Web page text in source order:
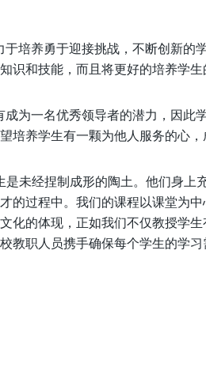
培养勇于迎接挑战，不断创新的
识和技能，而且将更好的培养学生
为一名优秀领导者的潜力，因此
培养学生有一颗为他人服务的心，
是未经捏制成形的陶土。他们身
的过程中。我们的课程以课堂为
化的体现，正如我们不仅教授学
教职人员携手确保每个学生的学